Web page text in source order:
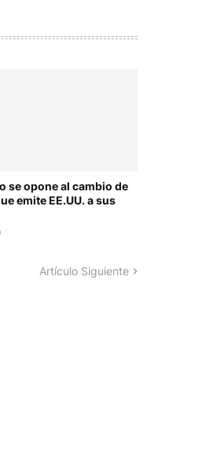
se opone al cambio de
emite EE.UU. a sus
Artículo Siguiente